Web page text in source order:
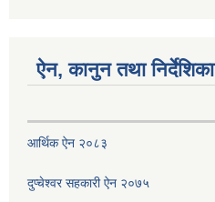
ऐन, कानुन तथा निर्देशिका
आर्थिक ऐन २०८३
दुप्चेश्वर सहकारी ऐन २०७५